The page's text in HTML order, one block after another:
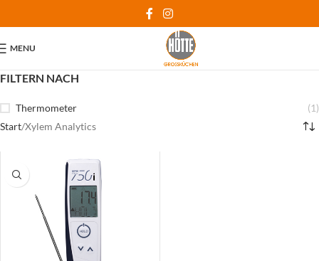
MENU
FILTERN NACH
Thermometer
(1)
Start Xylem Analytics